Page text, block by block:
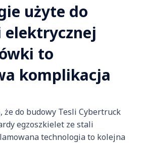
użyte do
to
komplikacja
że do budowy Tesli Cybertruck
egzoszkielet ze stali
technologia to kolejna